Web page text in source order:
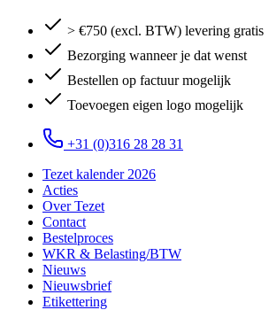
> €750 (excl. BTW) levering gratis
Bezorging wanneer je dat wenst
Bestellen op factuur mogelijk
Toevoegen eigen logo mogelijk
+31 (0)316 28 28 31
Tezet kalender 2026
Acties
Over Tezet
Contact
Bestelproces
WKR & Belasting/BTW
Nieuws
Nieuwsbrief
Etikettering